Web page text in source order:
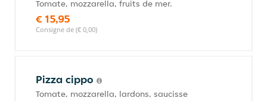
Tomate, mozzarella, fruits de mer.
€ 15,95
Consigne de (€ 0,00)
Pizza cippo
Tomate, mozzarella, lardons, saucisse